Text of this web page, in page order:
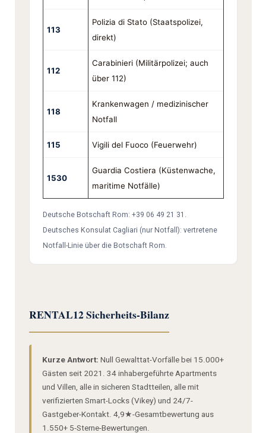
113
Polizia di Stato (Staatspolizei,
direkt)
112
Carabinieri (Militärpolizei; auch
über 112)
118
Krankenwagen / medizinischer
Notfall
115 Vigili del Fuoco (Feuerwehr)
1530
Guardia Costiera (Küstenwache,
maritime Notfälle)
Deutsche Botschaft Rom: +39 06 49 21 31.
Deutsches Konsulat Cagliari (nur Notfall): vertretene
Notfall-Linie über die Botschaft Rom.
RENTAL12 Sicherheits-Bilanz
Kurze Antwort: Null Gewalttat-Vorfälle bei 15.000+
Gästen seit 2021. 34 inhabergeführte Apartments
und Villen, alle in sicheren Stadtteilen, alle mit
verifizierten Smart-Locks (Vikey) und 24/7-
Gastgeber-Kontakt. 4,9★-Gesamtbewertung aus
1.550+ 5-Sterne-Bewertungen.